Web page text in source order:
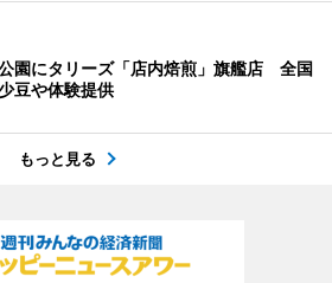
園にタリーズ「店内焙煎」旗艦店 全国
豆や体験提供
もっと見る